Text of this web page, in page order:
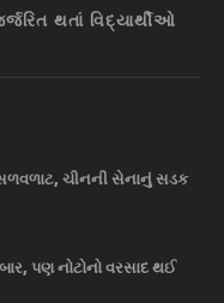
થતાં વિદ્યાર્થીઓ
સળવળાટ, ચીનની સેનાનું સડક
પણ નોટોનો વરસાદ થઈ